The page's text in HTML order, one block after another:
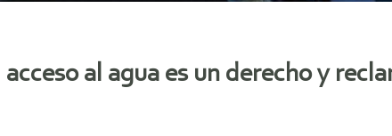
acceso al agua es un derecho y